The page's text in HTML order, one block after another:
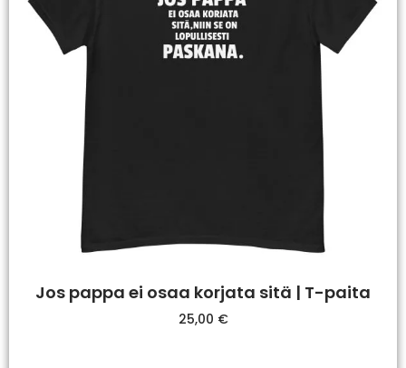
Jos pappa ei osaa korjata sitä | T-paita
25,00 €